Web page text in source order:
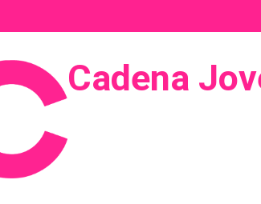
Cadena
Radio Y Televisión